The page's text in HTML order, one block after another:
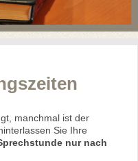
manchmal ist der
Sie Ihre
nur nach